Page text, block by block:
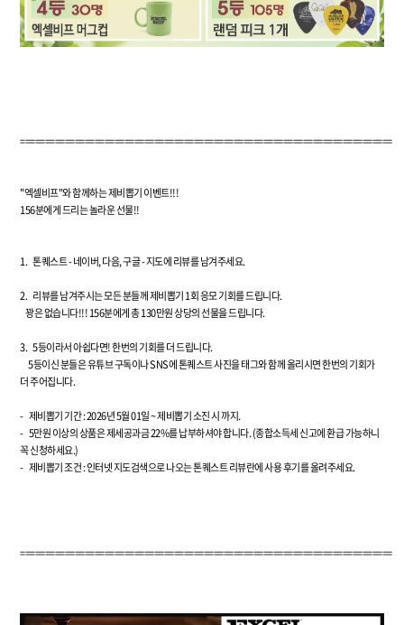
===========================================================================
"엑셀비프"와 함께하는 제비뽑기 이벤트!!!
156분에게 드리는 놀라운 선물!!
1. 톤퀘스트 - 네이버, 다음, 구글 - 지도에 리뷰를 남겨주세요.
2. 리뷰를 남겨주시는 모든 분들께 제비뽑기 1회 응모 기회를 드립니다.
꽝은 없습니다!!! 156분에게 총 130만원 상당의 선물을 드립니다.
3. 5등이라서 아쉽다면! 한번의 기회를 더 드립니다.
5등이신 분들은 유튜브 구독이나 SNS에 톤퀘스트 사진을 태그와 함께 올리시면 한번의 기회가
더 주어집니다.
- 제비뽑기 기간 : 2026년 5월 01일 ~ 제비뽑기 소진 시 까지.
- 5만원 이상의 상품은 제세공과금 22%를 납부하셔야 합니다. (종합소득세 신고에 환급 가능하니
꼭 신청하세요.)
- 제비뽑기 조건 : 인터넷 지도검색으로 나오는 톤퀘스트 리뷰란에 사용 후기를 올려주세요.
===========================================================================